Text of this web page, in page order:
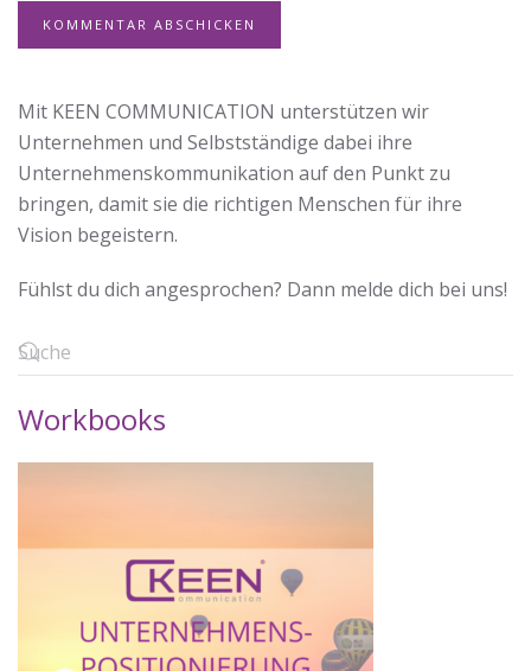
KOMMENTAR ABSCHICKEN
Mit KEEN COMMUNICATION unterstützen wir
Unternehmen und Selbstständige dabei ihre
Unternehmenskommunikation auf den Punkt zu
bringen, damit sie die richtigen Menschen für ihre
Vision begeistern.
Fühlst du dich angesprochen? Dann melde dich bei uns!
Workbooks